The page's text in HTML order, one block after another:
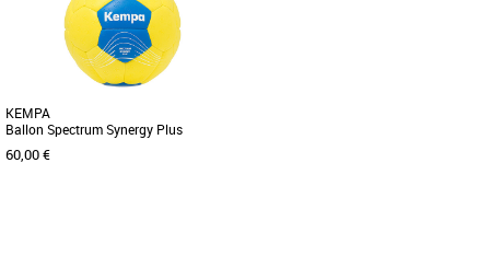
KEMPA
Ballon Spectrum Synergy Plus
60,00 €